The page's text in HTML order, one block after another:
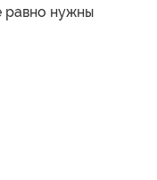
равно нужны